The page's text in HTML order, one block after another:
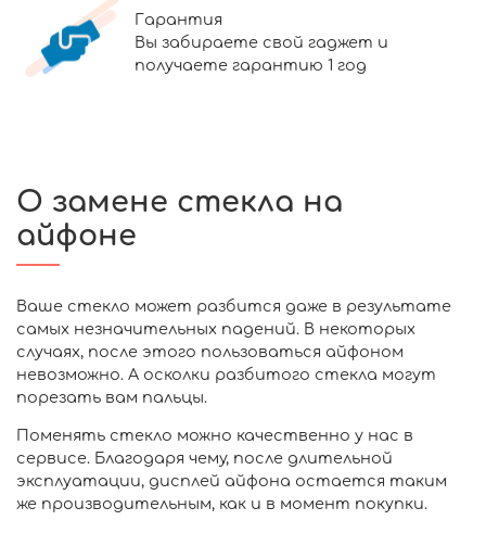
Гарантия
Вы забираете свой гаджет и
получаете гарантию 1 год
О замене стекла на
айфоне
Ваше стекло может разбится даже в результате
самых незначительных падений. В некоторых
случаях, после этого пользоваться айфоном
невозможно. А осколки разбитого стекла могут
порезать вам пальцы.
Поменять стекло можно качественно у нас в
сервисе. Благодаря чему, после длительной
эксплуатации, дисплей айфона остается таким
же производительным, как и в момент покупки.